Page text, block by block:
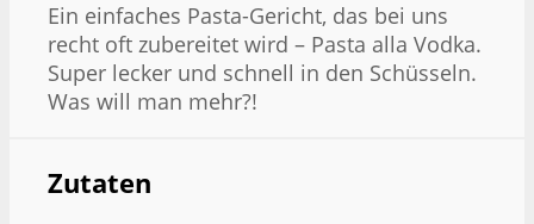
Ein einfaches Pasta-Gericht, das bei uns
recht oft zubereitet wird – Pasta alla Vodka.
Super lecker und schnell in den Schüsseln.
Was will man mehr?!
Zutaten